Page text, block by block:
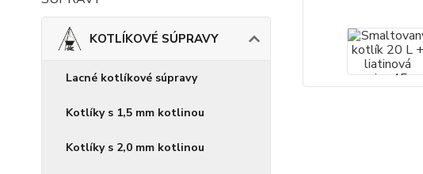
KOTLÍKOVÉ SÚPRAVY
Lacné kotlíkové súpravy
Kotlíky s 1,5 mm kotlinou
Kotlíky s 2,0 mm kotlinou